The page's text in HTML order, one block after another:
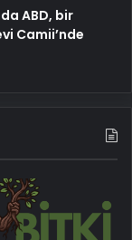
ABD, bir
Camii’nde